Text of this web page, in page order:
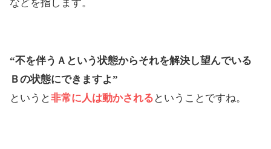
などを指します。
“不を伴うＡという状態からそれを解決し望んでいる
Ｂの状態にできますよ”
というと非常に人は動かされる ということですね。